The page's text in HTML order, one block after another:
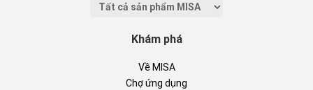
Khám phá
Về MISA
Chợ ứng dụng